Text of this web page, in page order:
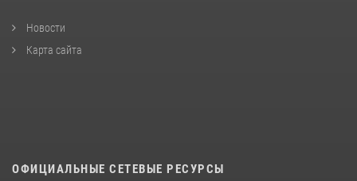
Новости
Карта сайта
ОФИЦИАЛЬНЫЕ СЕТЕВЫЕ РЕСУРСЫ